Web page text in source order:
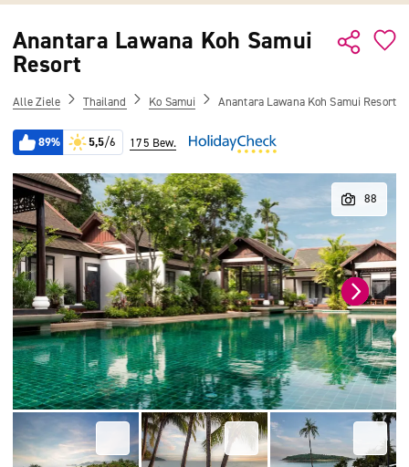
Anantara Lawana Koh Samui
Resort
Alle Ziele Thailand Ko Samui Anantara Lawana Koh Samui Resort
89% 5,5/6 175 Bew.